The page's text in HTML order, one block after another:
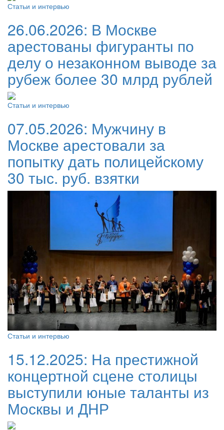
Статьи и интервью
26.06.2026: В Москве
арестованы фигуранты по
делу о незаконном выводе за
рубеж более 30 млрд рублей
Статьи и интервью
07.05.2026: Мужчину в
Москве арестовали за
попытку дать полицейскому
30 тыс. руб. взятки
Статьи и интервью
15.12.2025: На престижной
концертной сцене столицы
выступили юные таланты из
Москвы и ДНР